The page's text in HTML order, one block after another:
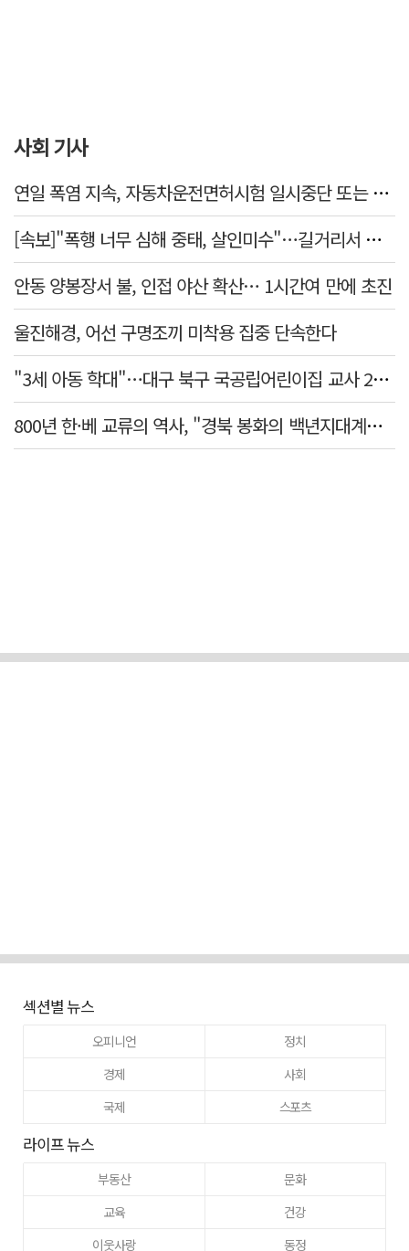
사회 기사
연일 폭염 지속, 자동차운전면허시험 일시중단 또는 축소 운영
[속보]"폭행 너무 심해 중태, 살인미수"…길거리서 지인 수십회 때린 50대 '긴급체포'
안동 양봉장서 불, 인접 야산 확산… 1시간여 만에 초진
울진해경, 어선 구명조끼 미착용 집중 단속한다
"3세 아동 학대"…대구 북구 국공립어린이집 교사 2명 검찰 송치
800년 한·베 교류의 역사, "경북 봉화의 백년지대계로 피어난다"
섹션별 뉴스
오피니언
정치
경제
사회
국제
스포츠
라이프 뉴스
부동산
문화
교육
건강
이웃사랑
동정